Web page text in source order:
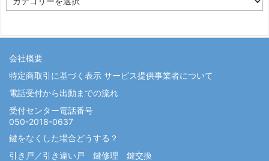
テ
会社概要
特定商取引に基づく表示 サービス提供事業者について
電話受付から出動までの流れ
受付センター電話番号
050-2018-0637
鍵をなくした場合どうする？
引き戸／引き違い戸 鍵修理 鍵交換